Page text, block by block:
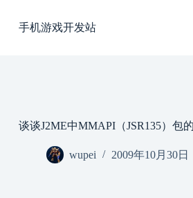
过
手机游戏开发站
谈谈J2ME中MMAPI（JSR135）包
wupei 2009年10月30日